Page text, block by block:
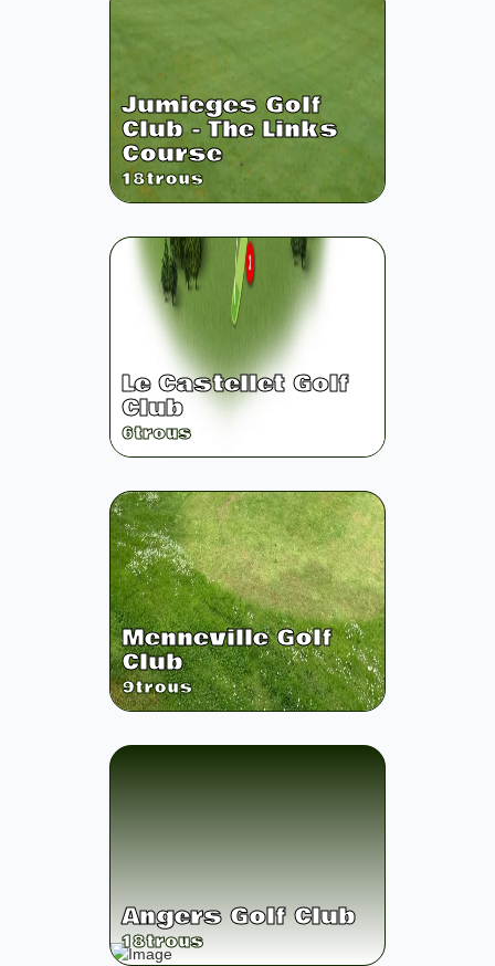
Jumieges Golf
Club - The Links
Course
18trous
Le Castellet Golf
Club
6trous
Menneville Golf
Club
9trous
Angers Golf Club
18trous